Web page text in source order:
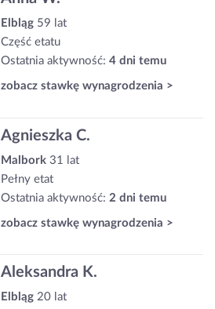
Elbląg 59 lat
Część etatu
Ostatnia aktywność: 4 dni temu
zobacz stawkę wynagrodzenia >
Agnieszka C.
Malbork 31 lat
Pełny etat
Ostatnia aktywność: 2 dni temu
zobacz stawkę wynagrodzenia >
Aleksandra K.
Elbląg 20 lat